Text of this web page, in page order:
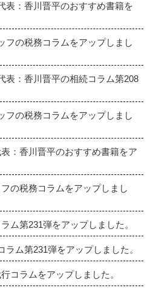
：香川晋平のおすすめ書籍を
の税務コラムをアップしまし
：香川晋平の相続コラム第208
の税務コラムをアップしまし
：香川晋平のおすすめ書籍をア
の税務コラムをアップしまし
ム第231弾をアップしました。
ム第231弾をアップしました。
コラムをアップしました。